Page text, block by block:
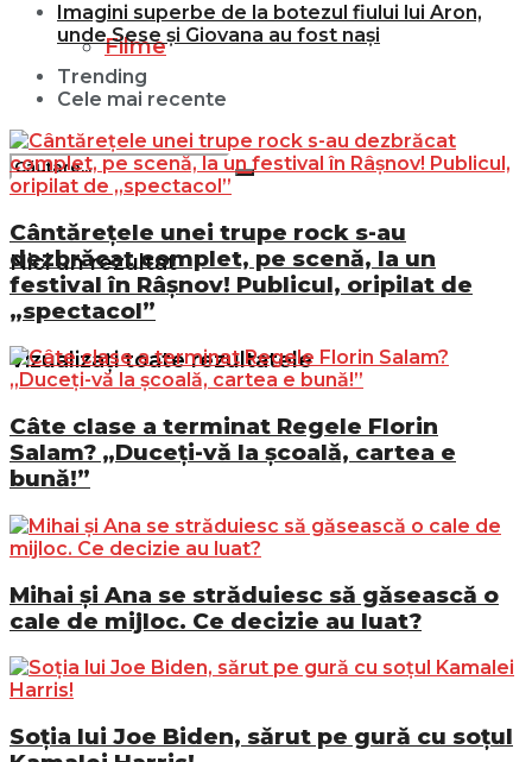
Filme
Nici un rezultat
Vizualizați toate rezultatele
Imagini superbe de la botezul fiului lui Aron,
unde Sese și Giovana au fost nași
Trending
Cele mai recente
Cântărețele unei trupe rock s-au
dezbrăcat complet, pe scenă, la un
festival în Râșnov! Publicul, oripilat de
„spectacol”
Câte clase a terminat Regele Florin
Salam? „Duceți-vă la școală, cartea e
bună!”
Mihai și Ana se străduiesc să găsească o
cale de mijloc. Ce decizie au luat?
Soția lui Joe Biden, sărut pe gură cu soțul